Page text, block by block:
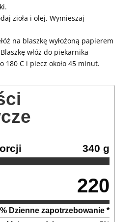
zioła i olej. Wymieszaj
na blaszkę wyłożoną papierem
włóż do piekarnika
180 C i piecz około 45 minut.
340 g
220
% Dzienne zapotrzebowanie *